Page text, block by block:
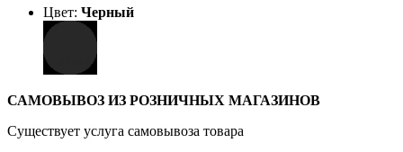
Цвет: Черный
САМОВЫВОЗ ИЗ РОЗНИЧНЫХ МАГАЗИНОВ
Существует услуга самовывоза товара